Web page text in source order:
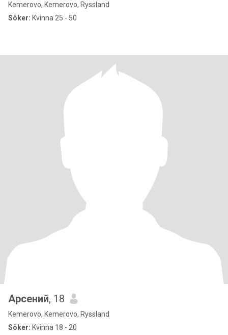
Kemerovo, Kemerovo, Ryssland
Söker: Kvinna 25 - 50
Арсений, 18
Kemerovo, Kemerovo, Ryssland
Söker: Kvinna 18 - 20